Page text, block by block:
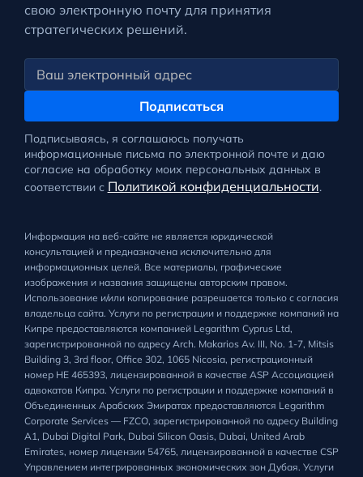
свою электронную почту для принятия
стратегических решений.
Подписаться
Подписываясь, я соглашаюсь получать
информационные письма по электронной почте и даю
согласие на обработку моих персональных данных в
соответствии с Политикой конфиденциальности.
Информация на веб-сайте не является юридической
консультацией и предназначена исключительно для
информационных целей. Все материалы, графические
изображения и названия защищены авторским правом.
Использование и/или копирование разрешается только с согласия
владельца сайта. Услуги по регистрации и поддержке компаний на
Кипре предоставляются компанией Legarithm Cyprus Ltd,
зарегистрированной по адресу Arch. Makarios Av. III, No. 1-7, Mitsis
Building 3, 3rd floor, Office 302, 1065 Nicosia, регистрационный
номер HE 465393, лицензированной в качестве ASP Ассоциацией
адвокатов Кипра. Услуги по регистрации и поддержке компаний в
Объединенных Арабских Эмиратах предоставляются Legarithm
Corporate Services — FZCO, зарегистрированной по адресу Building
A1, Dubai Digital Park, Dubai Silicon Oasis, Dubai, United Arab
Emirates, номер лицензии 54765, лицензированной в качестве CSP
Управлением интегрированных экономических зон Дубая. Услуги